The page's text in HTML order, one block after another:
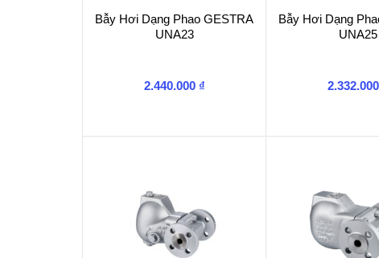
Bẫy Hơi Dạng Phao GESTRA
UNA23
2.440.000 ₫
Bẫy Hơi Dạng
UNA25
2.332.000